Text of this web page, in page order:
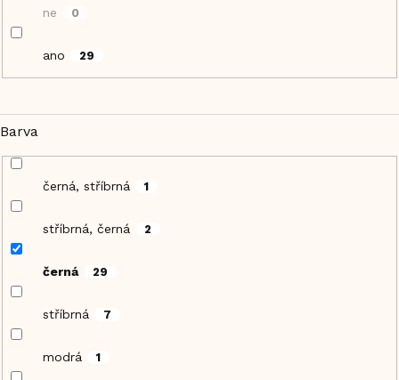
ne 0
ano 29
Barva
černá, stříbrná 1
stříbrná, černá 2
černá 29
stříbrná 7
modrá 1